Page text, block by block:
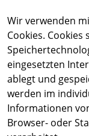
Wir verwenden
Cookies.
eingesetzten
ablegt und
werden im
Informationen
Browser- oder